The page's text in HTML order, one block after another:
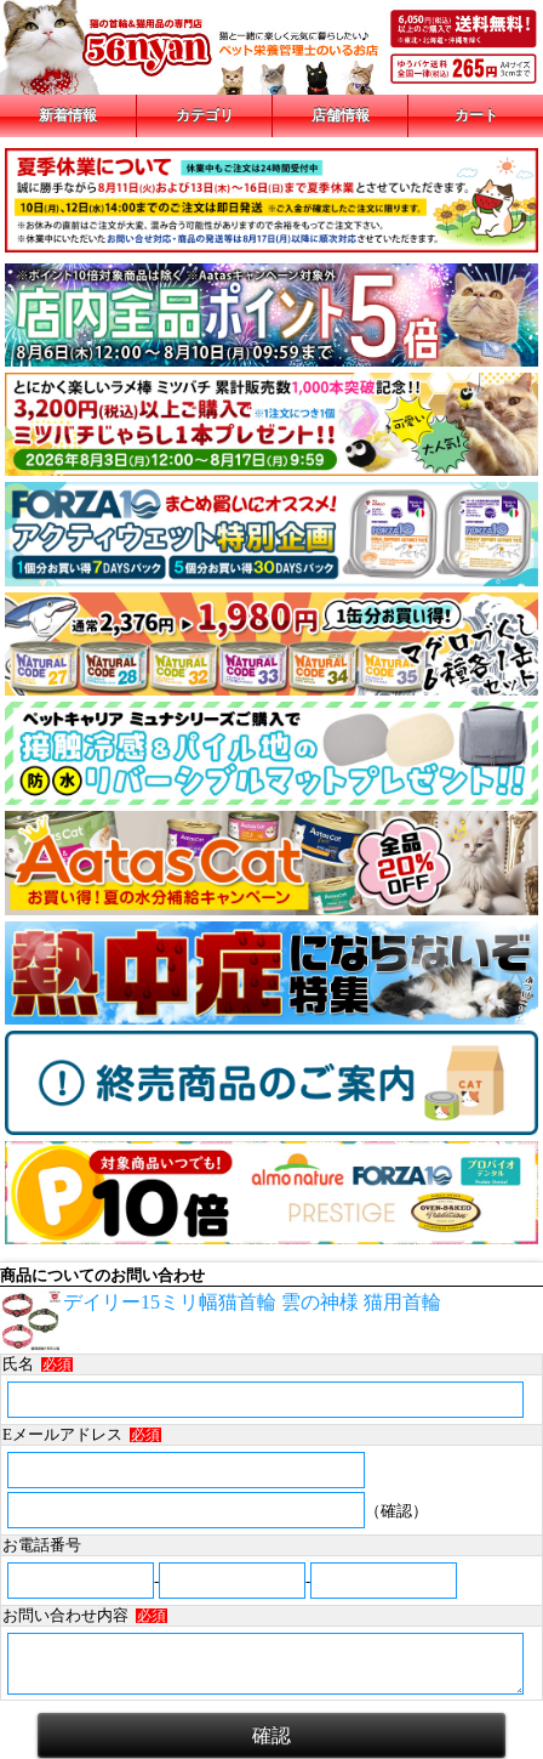
新着情報 カテゴリ 店舗情報 カート
商品についてのお問い合わせ
デイリー15ミリ幅猫首輪 雲の神様 猫用首輪
氏名 必須
Eメールアドレス 必須
（確認）
お電話番号
-
-
お問い合わせ内容
必須